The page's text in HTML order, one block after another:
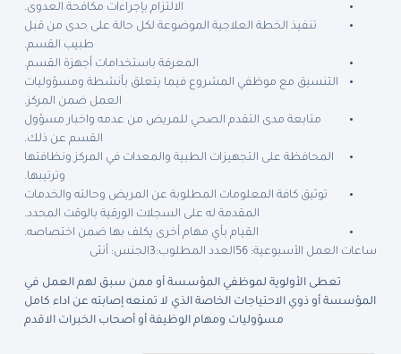
الالتزام بإجراءات مكافحة العدوى.
تنفيذ الخطة العلاجية الموضوعة لكل حالة على حدى من قبل
طبيب القسم.
المعرفة باستخدامات أجهزة القسم.
التنسيق مع موظفي المشروع فيما يتعلق بأنشطة ومسؤوليات
العمل ضمن المركز.
متابعة مدى التقدم الصحي للمريض من عدمه واخبار مسؤول
القسم عن ذلك.
المحافظة على التجهيزات الطبية والمعدات في المركز ونظافتها
وترتيبها.
توثيق كافة المعلومات المطلوبة عن المريض وحالته والخدمات
المقدمة له على السجلات الورقية بالوقت المحدد.
القيام بأي مهام أخرى يكلف بها ضمن اختصاصه.
ساعات العمل الأسبوعية: 56
العدد المطلوب:3 الجنس: أنثى
تعطى الأولوية لموظفي المؤسسة أو ممن سبق لهم العمل في
المؤسسة أو ذوي الاحتياجات الخاصة الذي لا تمنعه إصابته عن اداء كامل
مسؤوليات ومهام الوظيفة أو أصحاب الخبرات الاقدم